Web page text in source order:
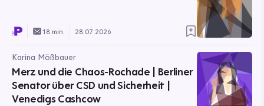
18 min. 28.07.2026
Karina Mößbauer
Merz und die Chaos-Rochade | Berliner
Senator über CSD und Sicherheit |
Venedigs Cashcow